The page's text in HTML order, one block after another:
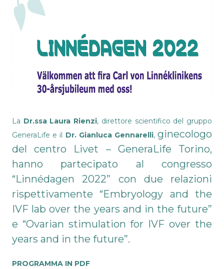
La Dr.ssa Laura Rienzi, direttore scientifico del gruppo
GeneraLife e il Dr. Gianluca Gennarelli,ginecologo
del centro Livet – GeneraLife Torino,
hanno partecipato al congresso
“Linnédagen 2022” con due relazioni
rispettivamente “Embryology and the
IVF lab over the years and in the future”
e “Ovarian stimulation for IVF over the
years and in the future”.
PROGRAMMA IN PDF